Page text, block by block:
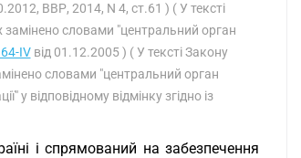
ВВР, 2014, N 4, ст.61 ) ( У тексті
замінено словами "центральний орган
IVвід 01.12.2005 ) ( У тексті Закону
словами "центральний орган
у відповідному відмінку згідно із
і спрямований на забезпечення